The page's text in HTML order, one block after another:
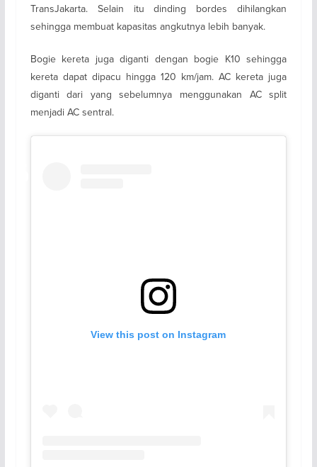
TransJakarta. Selain itu dinding bordes dihilangkan
sehingga membuat kapasitas angkutnya lebih banyak.
Bogie kereta juga diganti dengan bogie K10 sehingga
kereta dapat dipacu hingga 120 km/jam. AC kereta juga
diganti dari yang sebelumnya menggunakan AC split
menjadi AC sentral.
View this post on Instagram